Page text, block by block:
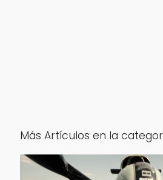
Más Artículos en la